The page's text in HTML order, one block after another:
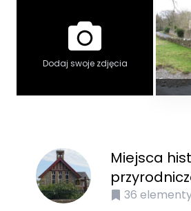
Dodaj swoje zdjęcia
Miejsca
36